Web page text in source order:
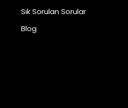
Sık Sorulan Sorular
Blog